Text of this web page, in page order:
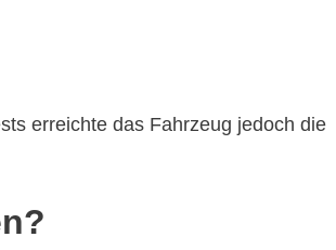
erreichte das Fahrzeug jedoch die